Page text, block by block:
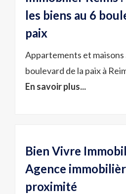
les biens au 6
paix
Appartements et maisons
boulevard de la paix à
En savoir plus...
Bien Vivre
Agence
proximité